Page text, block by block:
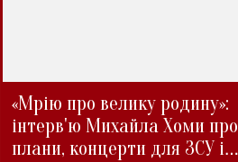
«Мрію про велику родину»:
інтерв'ю Михайла Хоми про
плани, концерти для ЗСУ і